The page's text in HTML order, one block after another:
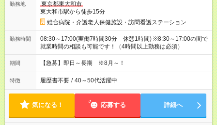
勤務地
東京都東大和市
東大和市駅から徒歩15分
総合病院・介護老人保健施設・訪問看護ステーション
勤務時間
08:30～17:00(実働7時間30分 休憩1時間) ※8:30～17:00の間で
就業時間の相談も可能です！（4時間以上勤務は必須）
期間 【急募】即日～長期 ※8月～！
特徴 履歴書不要 / 40～50代活躍中
気になる！ 応募する 詳細へ